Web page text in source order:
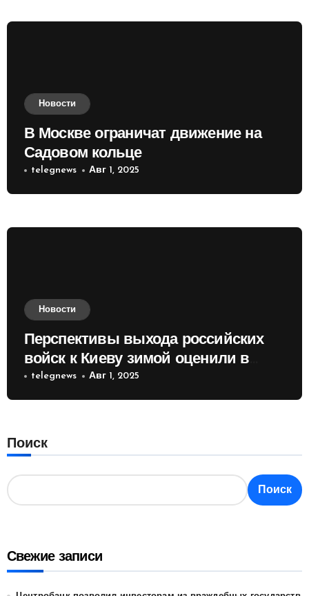
Новости
В Москве ограничат движение на
Садовом кольце
telegnews Авг 1, 2025
Новости
Перспективы выхода российских
войск к Киеву зимой оценили в
России
telegnews Авг 1, 2025
Поиск
Поиск
Свежие записи